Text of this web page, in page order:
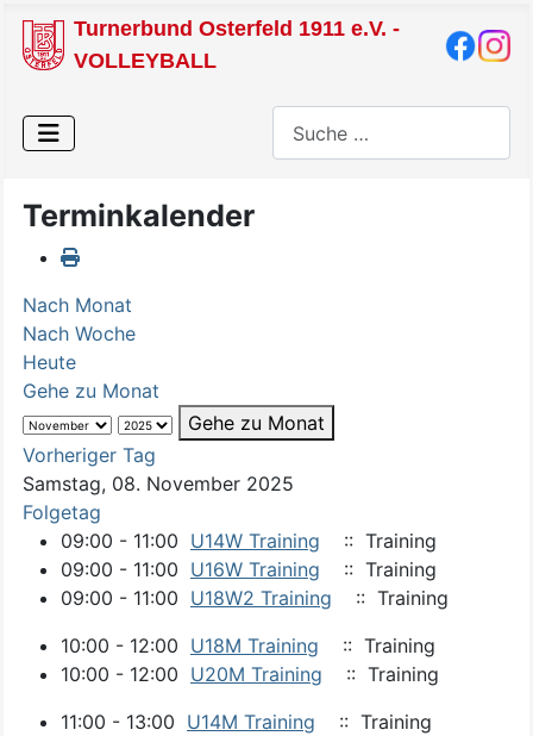
Turnerbund Osterfeld 1911 e.V. -
VOLLEYBALL
Terminkalender
Nach Monat
Nach Woche
Heute
Gehe zu Monat
Gehe zu Monat
Vorheriger Tag
Samstag, 08. November 2025
Folgetag
09:00 - 11:00 U14W Training
:: Training
09:00 - 11:00 U16W Training
:: Training
09:00 - 11:00 U18W2 Training
:: Training
10:00 - 12:00 U18M Training
:: Training
10:00 - 12:00 U20M Training
:: Training
11:00 - 13:00 U14M Training
:: Training